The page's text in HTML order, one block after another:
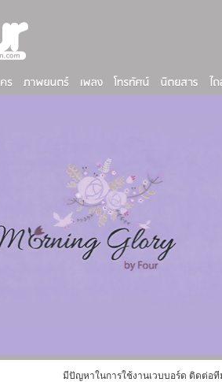
มีปัญหาในการใช้งานเวบบอร์ด ติดต่อที